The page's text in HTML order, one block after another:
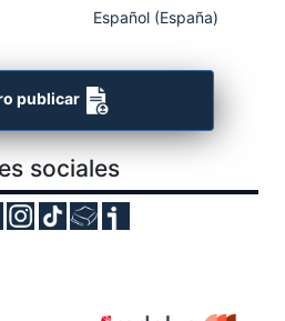
Español (España)
publicar
sociales